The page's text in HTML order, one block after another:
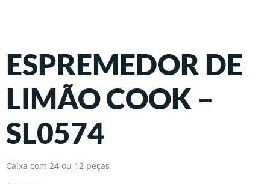
ESPREMEDOR DE
LIMÃO COOK –
SL0574
Caixa com 24 ou 12 peças